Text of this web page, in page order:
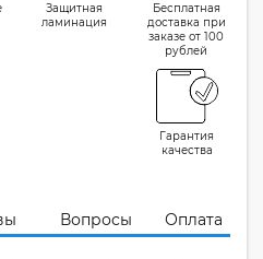
Защитная
ламинация
Бесплатная
доставка при
заказе от 100
рублей
Гарантия
качества
Вопросы Оплата